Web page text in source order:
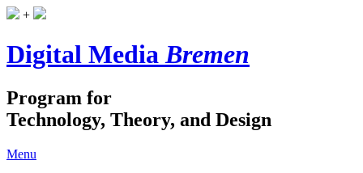
+
Digital MediaBremen
Program for
Technology, Theory, and Design
Menu